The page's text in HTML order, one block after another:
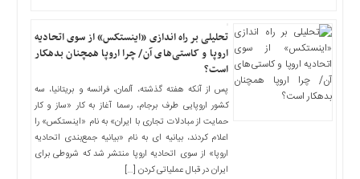
اخبار
حوادث
اخبار
سیاسی
تحلیلی بر راه اندازی «اینستکس» از سوی اتحادیه
اروپا و کاستی‌های آن/ چرا اروپا همچنان بدهکار
است؟
پس از آنکه هفته گذشته، آلمان، فرانسه و بریتانیا، سه
کشور اروپایی طرف برجام، رسما آغاز به کار «ساز و کار
حمایت از مبادلات تجاری با ایران» به نام «اینستکس» را
اعلام کردند، بیانیه ای به نام «بیانیه جمع‌بندی اتحادیه
اروپا» از سوی اتحادیه اروپا منتشر شد که شروطی برای
ایران در قبال عملیاتی کردن […]